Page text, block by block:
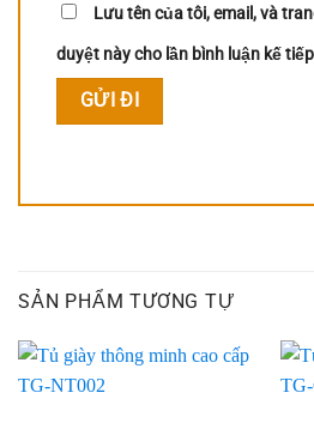
Lưu tên của tôi, email, và
duyệt này cho lần bình luận kế
SẢN PHẨM TƯƠNG TỰ